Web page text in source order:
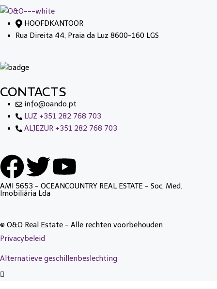
HOOFDKANTOOR
Rua Direita 44, Praia da Luz 8600-160 LGS
CONTACTS
info@oando.pt
LUZ +351 282 768 703
ALJEZUR +351 282 768 703
AMI 5653 - OCEANCOUNTRY REAL ESTATE - Soc. Med.
Imobiliária Lda
© O&O Real Estate - Alle rechten voorbehouden
Privacybeleid
Alternatieve geschillenbeslechting